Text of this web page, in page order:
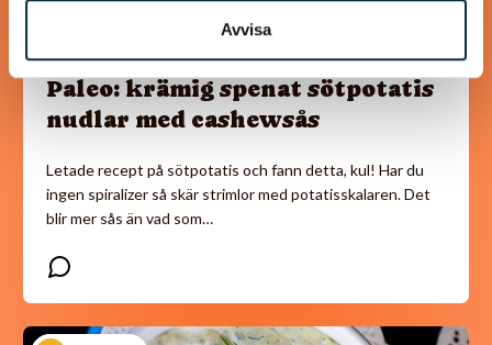
Avvisa
Paleo: krämig spenat sötpotatis
nudlar med cashewsås
Letade recept på sötpotatis och fann detta, kul! Har du
ingen spiralizer så skär strimlor med potatisskalaren. Det
blir mer sås än vad som…